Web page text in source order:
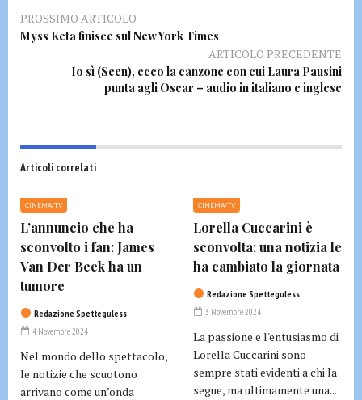
PROSSIMO ARTICOLO
Myss Keta finisce sul New York Times
ARTICOLO PRECEDENTE
Io sì (Seen), ecco la canzone con cui Laura Pausini
punta agli Oscar – audio in italiano e inglese
Articoli correlati
CINEMA/TV
L’annuncio che ha
sconvolto i fan: James
Van Der Beek ha un
tumore
Redazione Spetteguless
4 Novembre 2024
Nel mondo dello spettacolo,
le notizie che scuotono
arrivano come un’onda
CINEMA/TV
Lorella Cuccarini è
sconvolta: una notizia le
ha cambiato la giornata
Redazione Spetteguless
3 Novembre 2024
La passione e l'entusiasmo di
Lorella Cuccarini sono
sempre stati evidenti a chi la
segue, ma ultimamente una...